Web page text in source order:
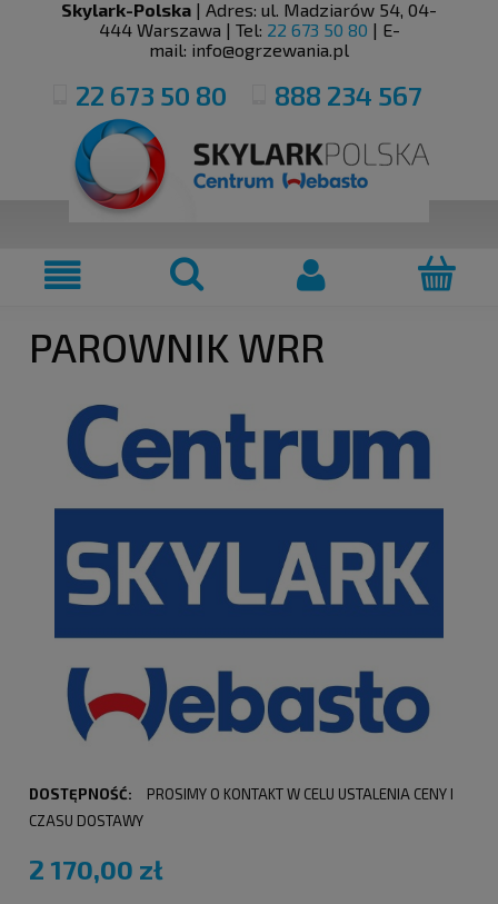
Skylark-Polska | Adres: ul. Madziarów 54, 04-
444 Warszawa | Tel: 22 673 50 80 | E-
mail: info@ogrzewania.pl
22 673 50 80 888 234 567
PAROWNIK WRR
DOSTĘPNOŚĆ:
PROSIMY O KONTAKT W CELU USTALENIA CENY I
CZASU DOSTAWY
2 170,00 zł